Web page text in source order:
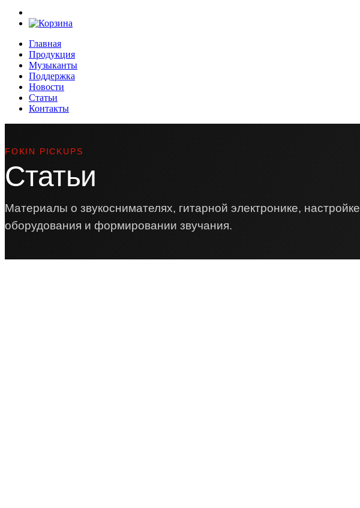
Главная
Продукция
Музыканты
Поддержка
Новости
Статьи
Контакты
FOKIN PICKUPS
Статьи
Материалы о звукоснимателях, гитарной электронике, настройке
оборудования и формировании звучания.